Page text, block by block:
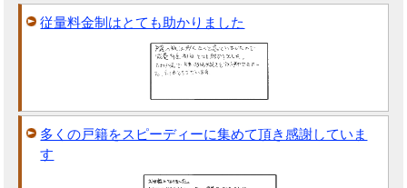
従量料金制はとても助かりました
多くの戸籍をスピーディーに集めて頂き感謝していま
す